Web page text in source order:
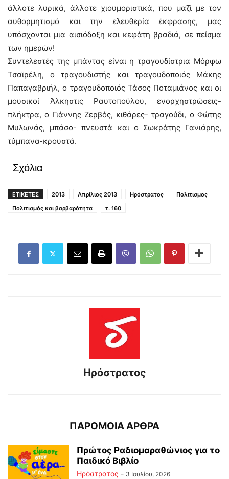
άλλοτε λυρικά, άλλοτε χιουμοριστικά, που μαζί με τον
αυθορμητισμό και την ελευθερία έκφρασης, μας
υπόσχονται μια αισιόδοξη και κεφάτη βραδιά, σε πείσμα
των ημερών!
Συντελεστές της μπάντας είναι η τραγουδίστρια Μόρφω
Τσαϊρέλη, ο τραγουδιστής και τραγουδοποιός Μάκης
Παπαγαβριήλ, ο τραγουδοποιός Τάσος Ποταμιάνος και οι
μουσικοί Άλκηστις Ραυτοπούλου, ενορχηστρώσεις-
πλήκτρα, ο Γιάννης Ζερβός, κιθάρες- τραγούδι, ο Φώτης
Μυλωνάς, μπάσο- πνευστά και ο Σωκράτης Γανιάρης,
τύμπανα-κρουστά.
Σχόλια
ΕΤΙΚΕΤΕΣ 2013 Απρίλιος 2013 Ηρόστρατος
Πολιτισμος
Πολιτισμός και βαρβαρότητα
τ. 160
Ηρόστρατος
ΠΑΡΟΜΟΙΑ ΑΡΘΡΑ
Πρώτος Ραδιομαραθώνιος για το
Παιδικό Βιβλίο
Ηρόστρατος - 3 Ιουλίου, 2026